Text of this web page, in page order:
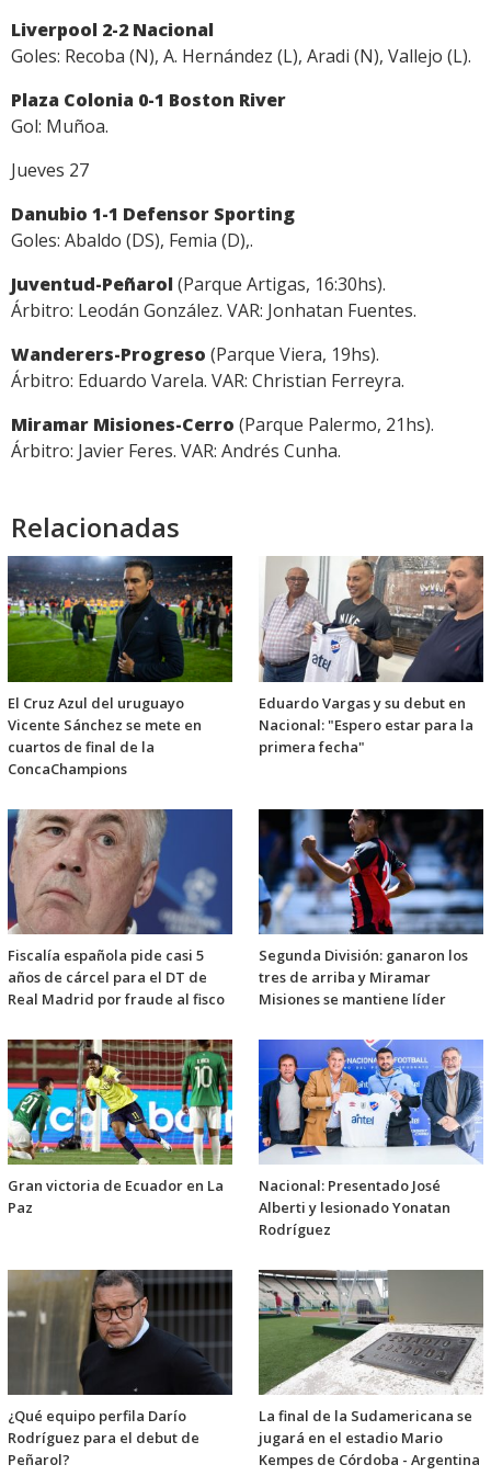
Liverpool 2-2 Nacional
Goles: Recoba (N), A. Hernández (L), Aradi (N), Vallejo (L).
Plaza Colonia 0-1 Boston River
Gol: Muñoa.
Jueves 27
Danubio 1-1 Defensor Sporting
Goles: Abaldo (DS), Femia (D),.
Juventud-Peñarol (Parque Artigas, 16:30hs).
Árbitro: Leodán González. VAR: Jonhatan Fuentes.
Wanderers-Progreso (Parque Viera, 19hs).
Árbitro: Eduardo Varela. VAR: Christian Ferreyra.
Miramar Misiones-Cerro (Parque Palermo, 21hs).
Árbitro: Javier Feres. VAR: Andrés Cunha.
Relacionadas
El Cruz Azul del uruguayo
Vicente Sánchez se mete en
cuartos de final de la
ConcaChampions
Eduardo Vargas y su debut en
Nacional: "Espero estar para la
primera fecha"
Fiscalía española pide casi 5
años de cárcel para el DT de
Real Madrid por fraude al fisco
Segunda División: ganaron los
tres de arriba y Miramar
Misiones se mantiene líder
Gran victoria de Ecuador en La
Paz
Nacional: Presentado José
Alberti y lesionado Yonatan
Rodríguez
¿Qué equipo perfila Darío
Rodríguez para el debut de
Peñarol?
La final de la Sudamericana se
jugará en el estadio Mario
Kempes de Córdoba - Argentina